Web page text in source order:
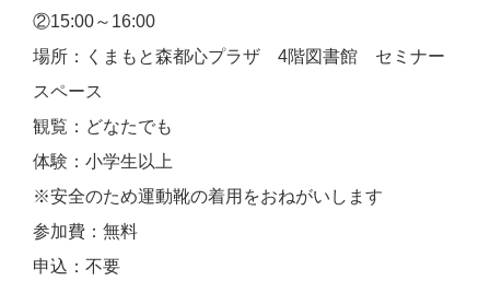
②15:00～16:00
場所：くまもと森都心プラザ 4階図書館 セミナー
スペース
観覧：どなたでも
体験：小学生以上
※安全のため運動靴の着用をおねがいします
参加費：無料
申込：不要